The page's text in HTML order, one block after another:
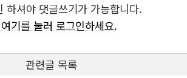
하셔야 댓글쓰기가 가능합니다.
기를 눌러 로그인하세요.
관련글 목록